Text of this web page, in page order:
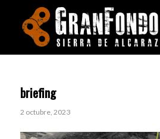
briefing
2 octubre, 2023